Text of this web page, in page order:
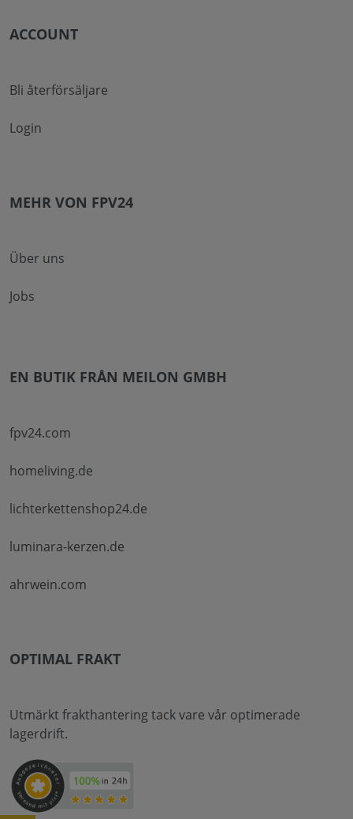
ACCOUNT
Bli återförsäljare
Login
MEHR VON FPV24
Über uns
Jobs
EN BUTIK FRÅN MEILON GMBH
fpv24.com
homeliving.de
lichterkettenshop24.de
luminara-kerzen.de
ahrwein.com
OPTIMAL FRAKT
Utmärkt frakthantering tack vare vår optimerade
lagerdrift.